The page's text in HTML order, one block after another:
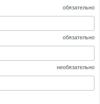
обязательно
обязательно
необязательно